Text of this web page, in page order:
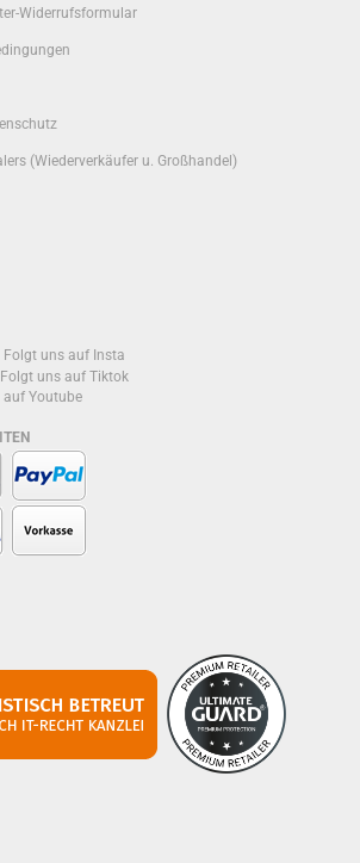
Widerrufsformular
(Wiederverkäufer u. Großhandel)